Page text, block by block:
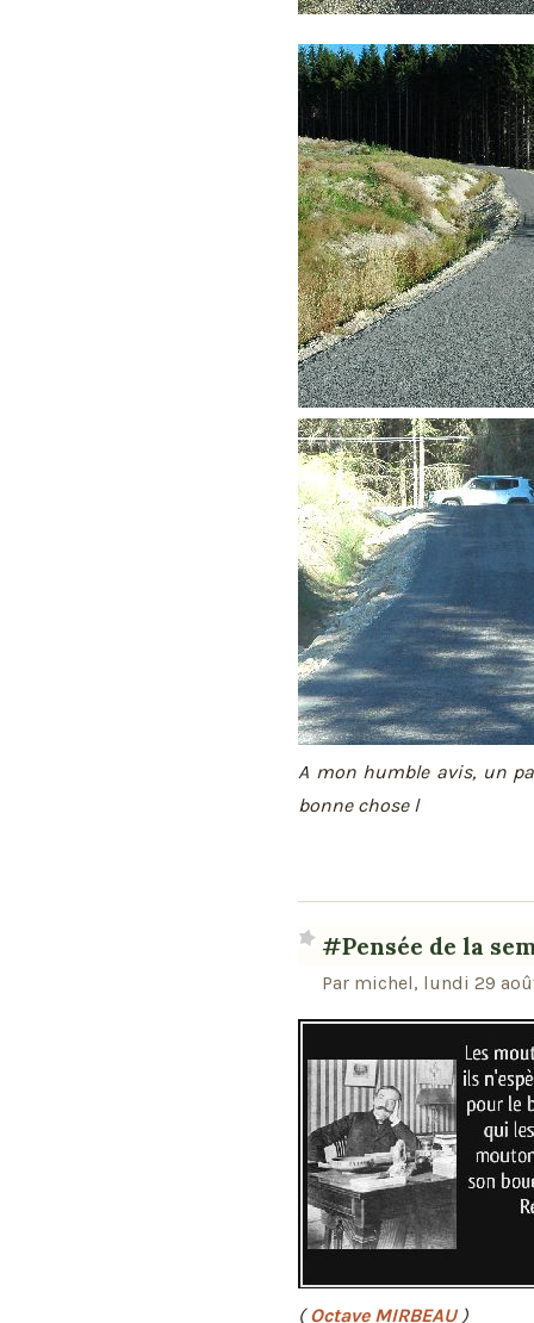
A mon humble avis, un
bonne chose l
#Pensée de la
Par michel, lundi 29
(Octave MIRBEAU)